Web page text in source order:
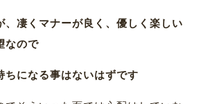
、凄くマナーが良く、優しく楽しい
なので
ちになる事はないはずです